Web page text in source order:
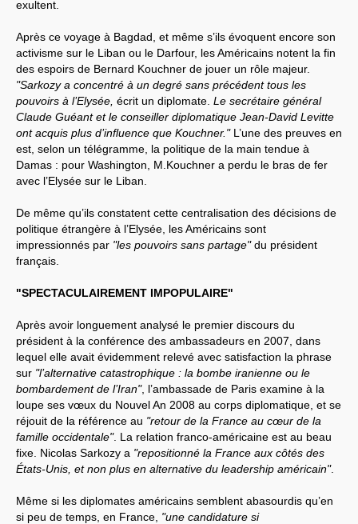
exultent.
Après ce voyage à Bagdad, et même s’ils évoquent encore son
activisme sur le Liban ou le Darfour, les Américains notent la fin
des espoirs de Bernard Kouchner de jouer un rôle majeur.
"Sarkozy a concentré à un degré sans précédent tous les
pouvoirs à l’Elysée, écrit un diplomate. Le secrétaire général
Claude Guéant et le conseiller diplomatique Jean-David Levitte
ont acquis plus d’influence que Kouchner."L’une des preuves en
est, selon un télégramme, la politique de la main tendue à
Damas : pour Washington, M.Kouchner a perdu le bras de fer
avec l’Elysée sur le Liban.
De même qu’ils constatent cette centralisation des décisions de
politique étrangère à l’Elysée, les Américains sont
impressionnés par "les pouvoirs sans partage"du président
français.
"SPECTACULAIREMENT IMPOPULAIRE"
Après avoir longuement analysé le premier discours du
président à la conférence des ambassadeurs en 2007, dans
lequel elle avait évidemment relevé avec satisfaction la phrase
sur "l’alternative catastrophique : la bombe iranienne ou le
bombardement de l’Iran", l’ambassade de Paris examine à la
loupe ses vœux du Nouvel An 2008 au corps diplomatique, et se
réjouit de la référence au "retour de la France au cœur de la
famille occidentale". La relation franco-américaine est au beau
fixe. Nicolas Sarkozy a "repositionné la France aux côtés des
États-Unis, et non plus en alternative du leadership américain".
Même si les diplomates américains semblent abasourdis qu’en
si peu de temps, en France, "une candidature si